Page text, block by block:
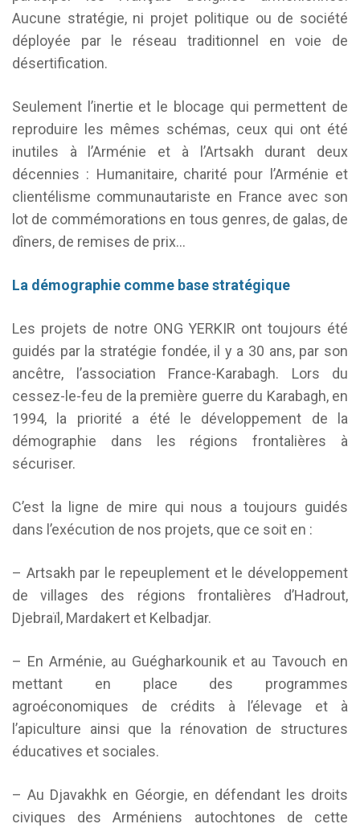
Aucune stratégie, ni projet politique ou de société
déployée par le réseau traditionnel en voie de
désertification.
Seulement l’inertie et le blocage qui permettent de
reproduire les mêmes schémas, ceux qui ont été
inutiles à l’Arménie et à l’Artsakh durant deux
décennies : Humanitaire, charité pour l’Arménie et
clientélisme communautariste en France avec son
lot de commémorations en tous genres, de galas, de
dîners, de remises de prix…
La démographie comme base stratégique
Les projets de notre ONG YERKIR ont toujours été
guidés par la stratégie fondée, il y a 30 ans, par son
ancêtre, l’association France-Karabagh. Lors du
cessez-le-feu de la première guerre du Karabagh, en
1994, la priorité a été le développement de la
démographie dans les régions frontalières à
sécuriser.
C’est la ligne de mire qui nous a toujours guidés
dans l’exécution de nos projets, que ce soit en :
– Artsakh par le repeuplement et le développement
de villages des régions frontalières d’Hadrout,
Djebraïl, Mardakert et Kelbadjar.
– En Arménie, au Guégharkounik et au Tavouch en
mettant en place des programmes
agroéconomiques de crédits à l’élevage et à
l’apiculture ainsi que la rénovation de structures
éducatives et sociales.
– Au Djavakhk en Géorgie, en défendant les droits
civiques des Arméniens autochtones de cette